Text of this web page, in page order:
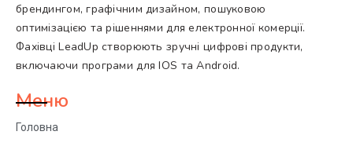
брендингом, графічним дизайном, пошуковою
оптимізацією та рішеннями для електронної комерції.
Фахівці LeadUp створюють зручні цифрові продукти,
включаючи програми для IOS та Android.
Меню
Головна